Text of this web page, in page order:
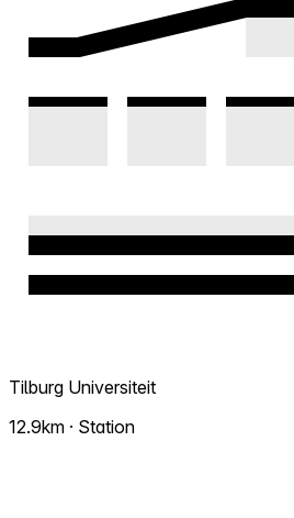
Tilburg Universiteit
12.9km · Station